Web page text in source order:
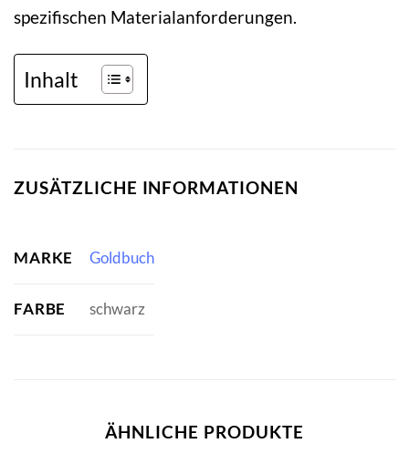
spezifischen Materialanforderungen.
Inhalt
ZUSÄTZLICHE INFORMATIONEN
MARKE Goldbuch
FARBE schwarz
ÄHNLICHE PRODUKTE